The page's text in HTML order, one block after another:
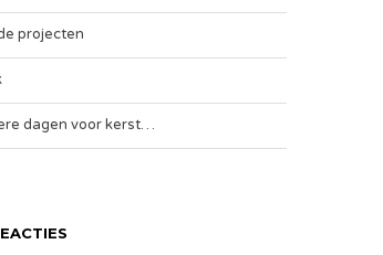
projecten
dagen voor kerst…